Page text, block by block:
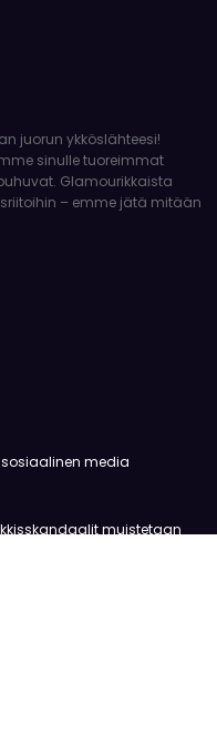
juorun ykköslähteesi!
sinulle tuoreimmat
Glamourikkaista
– emme jätä mitään
media
muistetaan